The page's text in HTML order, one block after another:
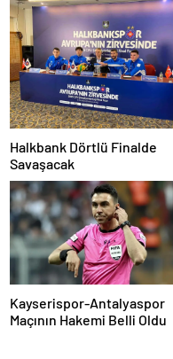
Halkbank Dörtlü Finalde
Savaşacak
Kayserispor-Antalyaspor
Maçının Hakemi Belli Oldu